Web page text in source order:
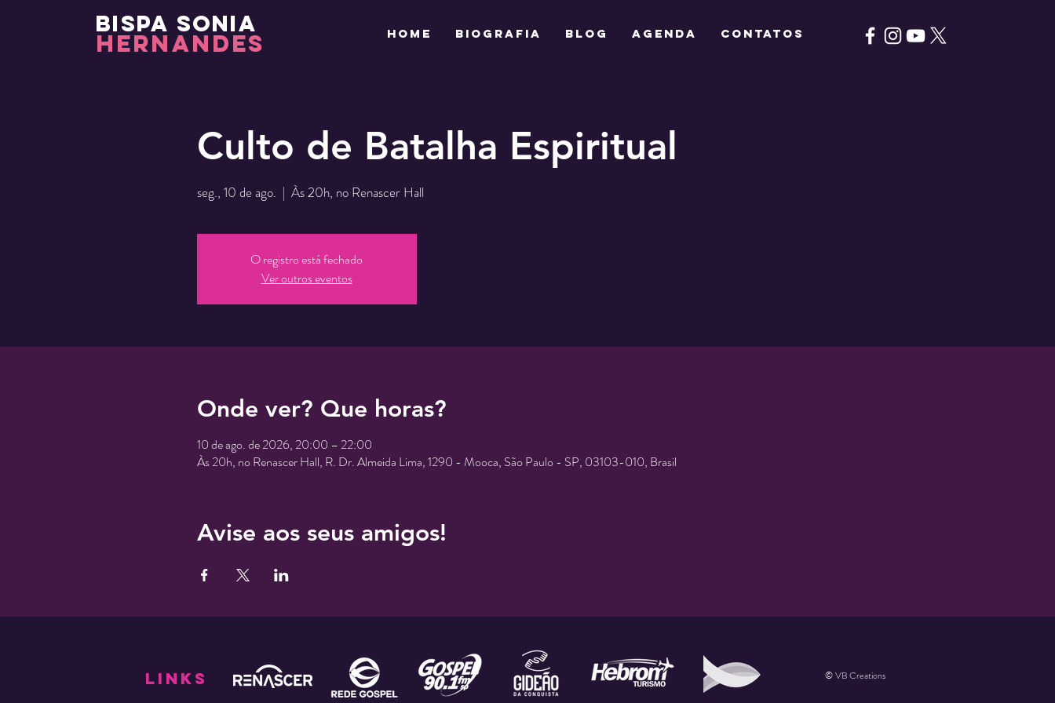
HOME BIOGRAFIA BLOG AGENDA CONTATOS
BISPA SONIA
HERNANDES
Culto de Batalha Espiritual
seg., 10 de ago.
  |
Às 20h, no Renascer Hall
O registro está fechado
Ver outros eventos
Onde ver? Que horas?
10 de ago. de 2026, 20:00 – 22:00
Às 20h, no Renascer Hall, R. Dr. Almeida Lima, 1290 - Mooca, São Paulo - SP, 03103-010, Brasil
Avise aos seus amigos!
links © VB Creations